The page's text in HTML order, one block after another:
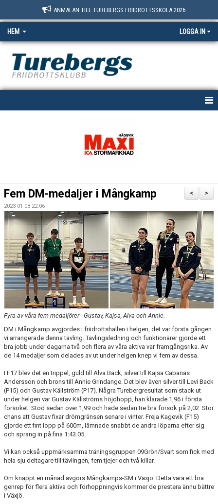
ANMÄLAN TILL TUREBERGS FRIIDROTTSSKOLA 2026
HEM LOGGA IN
MEDLEM
ARRANGEMANG
STATISTIK & RESULTAT
FUNKTIONÄR
TÄVLINGAR
KONTAKT
UTBILDNING
KALENDER
>
<
Fem DM-medaljer i Mångkamp
2023-01-08 22:06
Fyra av våra fem medaljörer - Gustav, Kajsa, Alva och Annie.
DM i Mångkamp avgjordes i friidrottshallen i helgen, det var första gången
vi arrangerade denna tävling. Tävlingsledning och funktionärer gjorde ett
bra jobb under dagarna två och flera av våra aktiva var framgångsrika. Av
de 14 medaljer som delades av ut under helgen knep vi fem av dessa.
I F17 blev det en trippel, guld till Alva Back, silver till Kajsa Cabanas
Andersson och brons till Annie Grindange. Det blev även silver till Levi Back
(P15) och Gustav Källström (P17). Några Turebergresultat som stack ut
under helgen var Gustav Källströms höjdhopp, han klarade 1,96 i första
försöket. Stod sedan över 1,99 och hade sedan tre bra försök på 2,02. Stor
chans att Gustav fixar drömgränsen senare i vinter. Freja Kagevik (F15)
gjorde ett fint lopp på 600m, lämnade snabbt de andra löparna efter sig
och sprang in på fina 1:43.05.
Vi kan också uppmärksamma träningsgruppen 09Grön/Svart som fick med
hela sju deltagare till tävlingen, fem tjejer och två killar.
Om knappt en månad avgörs Mångkamps-SM i Växjö. Detta vara ett bra
genrep för flera aktiva och förhoppningvis kommer de prestera ännu bättre
i Växjö.